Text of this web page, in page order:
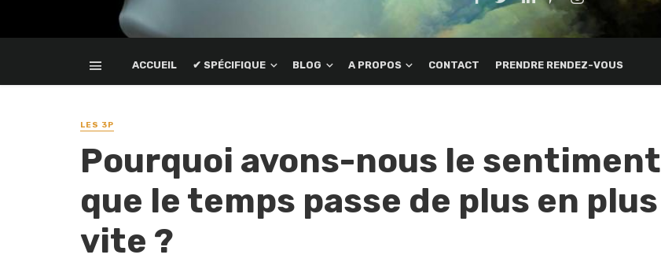
ACCUEIL ✔ SPÉCIFIQUE BLOG A PROPOS CONTACT PRENDRE RENDEZ-VOUS
LES 3P
Pourquoi avons-nous le sentiment
que le temps passe de plus en plus
vite ?